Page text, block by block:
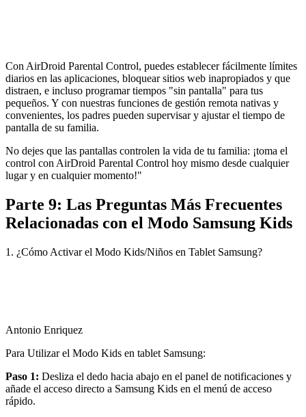
Con AirDroid Parental Control, puedes establecer fácilmente límites
diarios en las aplicaciones, bloquear sitios web inapropiados y que
distraen, e incluso programar tiempos "sin pantalla" para tus
pequeños. Y con nuestras funciones de gestión remota nativas y
convenientes, los padres pueden supervisar y ajustar el tiempo de
pantalla de su familia.
No dejes que las pantallas controlen la vida de tu familia: ¡toma el
control con AirDroid Parental Control hoy mismo desde cualquier
lugar y en cualquier momento!"
Parte 9: Las Preguntas Más Frecuentes
Relacionadas con el Modo Samsung Kids
1. ¿Cómo Activar el Modo Kids/Niños en Tablet Samsung?
Antonio Enriquez
Para Utilizar el Modo Kids en tablet Samsung:
Paso 1: Desliza el dedo hacia abajo en el panel de notificaciones y
añade el acceso directo a Samsung Kids en el menú de acceso
rápido.